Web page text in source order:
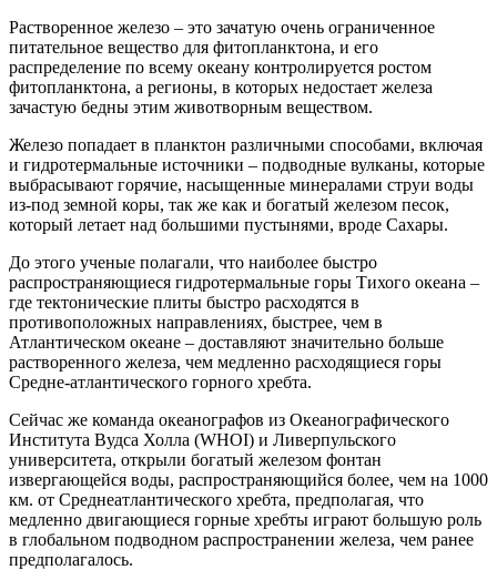
Растворенное железо – это зачатую очень ограниченное
питательное вещество для фитопланктона, и его
распределение по всему океану контролируется ростом
фитопланктона, а регионы, в которых недостает железа
зачастую бедны этим животворным веществом.
Железо попадает в планктон различными способами, включая
и гидротермальные источники – подводные вулканы, которые
выбрасывают горячие, насыщенные минералами струи воды
из-под земной коры, так же как и богатый железом песок,
который летает над большими пустынями, вроде Сахары.
До этого ученые полагали, что наиболее быстро
распространяющиеся гидротермальные горы Тихого океана –
где тектонические плиты быстро расходятся в
противоположных направлениях, быстрее, чем в
Атлантическом океане – доставляют значительно больше
растворенного железа, чем медленно расходящиеся горы
Средне-атлантического горного хребта.
Сейчас же команда океанографов из Океанографического
Института Вудса Холла (WHOI) и Ливерпульского
университета, открыли богатый железом фонтан
извергающейся воды, распространяющийся более, чем на 1000
км. от Среднеатлантического хребта, предполагая, что
медленно двигающиеся горные хребты играют большую роль
в глобальном подводном распространении железа, чем ранее
предполагалось.